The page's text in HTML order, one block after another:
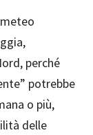
perché
potrebbe
o più,
delle